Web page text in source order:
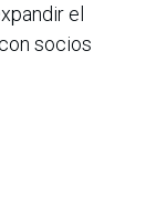
el
socios